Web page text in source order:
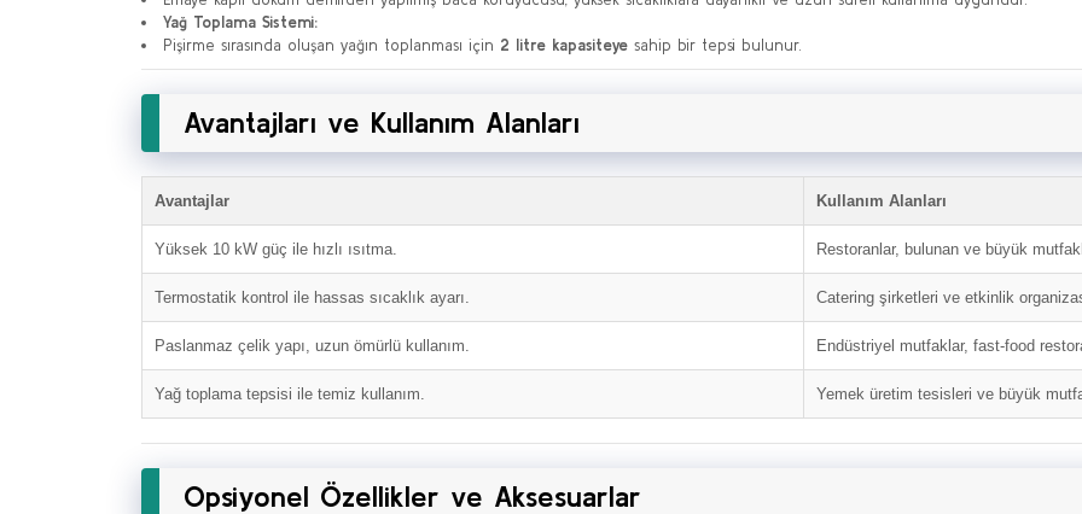
Yağ Toplama Sistemi:
Pişirme sırasında oluşan yağın toplanması için 2 litre kapasiteye sahip bir tepsi bulunur.
Avantajları ve Kullanım Alanları
Avantajlar Kullanım Alanları
Yüksek 10 kW güç ile hızlı ısıtma. Restoranlar, bulunan ve büyük
Termostatik kontrol ile hassas sıcaklık ayarı. Catering şirketleri ve etkinlik
Paslanmaz çelik yapı, uzun ömürlü kullanım. Endüstriyel mutfaklar, fast-food
Yağ toplama tepsisi ile temiz kullanım. Yemek üretim tesisleri ve büyük
Opsiyonel Özellikler ve Aksesuarlar